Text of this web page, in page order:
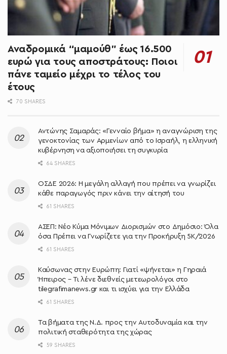
Αναδρομικά “μαμούθ” έως 16.500
ευρώ για τους αποστράτους: Ποιοι
πάνε ταμείο μέχρι το τέλος του
έτους
70 SHARES
Αντώνης Σαμαράς: «Γενναίο βήμα» η αναγνώριση της
γενοκτονίας των Αρμενίων από το Ισραήλ, η ελληνική
κυβέρνηση να αξιοποιήσει τη συγκυρία
64 SHARES
ΟΣΔΕ 2026: Η μεγάλη αλλαγή που πρέπει να γνωρίζει
κάθε παραγωγός πριν κάνει την αίτησή του
61 SHARES
ΑΣΕΠ: Νέο Κύμα Μόνιμων Διορισμών στο Δημόσιο: Όλα
όσα Πρέπει να Γνωρίζετε για την Προκήρυξη 5Κ/2026
61 SHARES
Καύσωνας στην Ευρώπη: Γιατί «ψήνεται» η Γηραιά
Ήπειρος – Τι λένε διεθνείς μετεωρολόγοι στο
tilegrafimanews.gr και τι ισχύει για την Ελλάδα
61 SHARES
Τα βήματα της Ν.Δ. προς την Αυτοδυναμία και την
πολιτική σταθερότητα της χώρας
59 SHARES